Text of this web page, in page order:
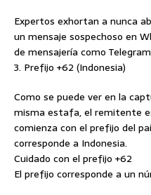
Expertos exhortan a nunca
un mensaje sospechoso en
de mensajería como
3. Prefijo +62 (Indonesia)
Como se puede ver en la
misma estafa, el remitente
comienza con el prefijo del
corresponde a Indonesia.
Cuidado con el prefijo +62
El prefijo corresponde a un